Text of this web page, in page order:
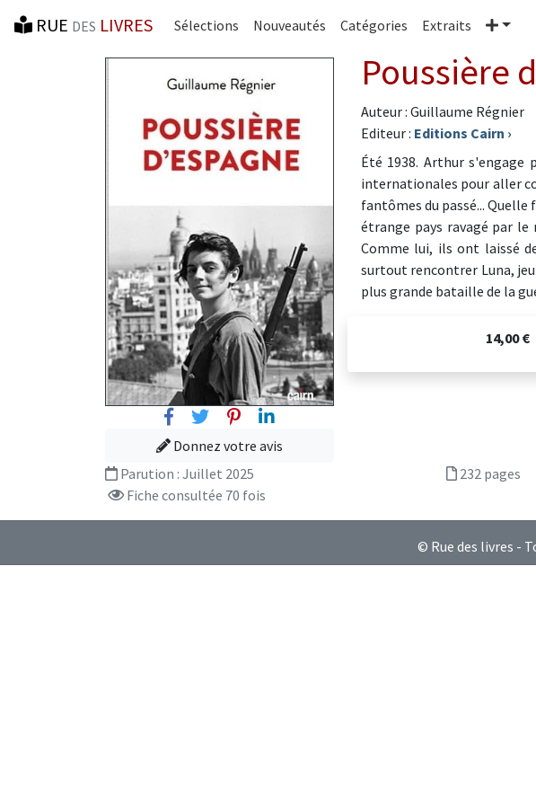
RUE DES LIVRES Sélections Nouveautés Catégories Extraits Plus
FacebookTwitterPinterest
Linkedin
Donnez votre avis
Poussière
Auteur : Guillaume Régnier
Editeur : Editions Cairn ›
Été 1938. Arthur s'engage
internationales pour aller
fantômes du passé...
étrange pays ravagé par
Comme lui, ils ont laissé
surtout rencontrer Luna,
plus grande bataille de la
14,00 €
Parution : Juillet 2025 232 pages
Fiche consultée 70 fois
© Rue des livres -